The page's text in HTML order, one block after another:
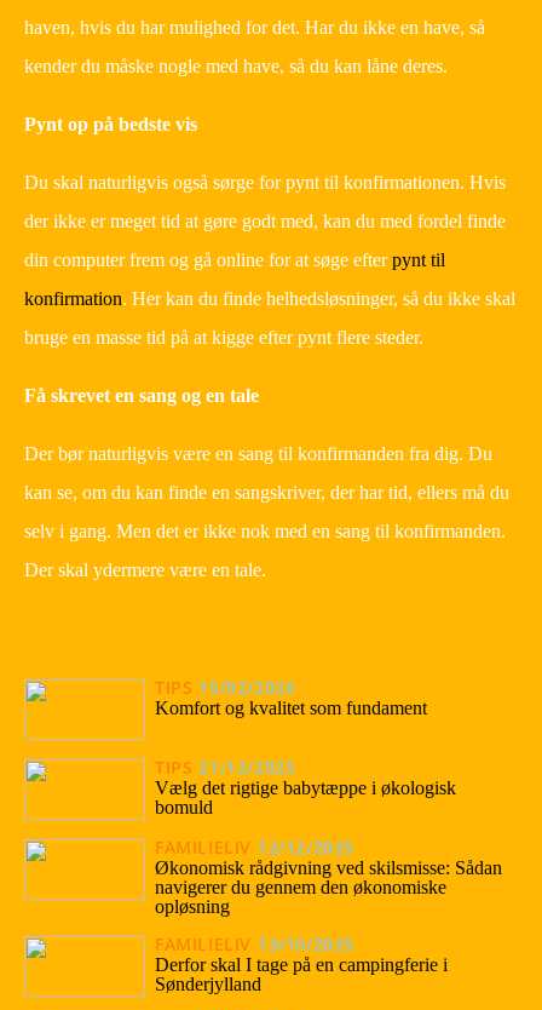
haven, hvis du har mulighed for det. Har du ikke en have, så
kender du måske nogle med have, så du kan låne deres.
Pynt op på bedste vis
Du skal naturligvis også sørge for pynt til konfirmationen. Hvis
der ikke er meget tid at gøre godt med, kan du med fordel finde
din computer frem og gå online for at søge efterpynt til
konfirmation. Her kan du finde helhedsløsninger, så du ikke skal
bruge en masse tid på at kigge efter pynt flere steder.
Få skrevet en sang og en tale
Der bør naturligvis være en sang til konfirmanden fra dig. Du
kan se, om du kan finde en sangskriver, der har tid, ellers må du
selv i gang. Men det er ikke nok med en sang til konfirmanden.
Der skal ydermere være en tale.
TIPS 15/02/2026
Komfort og kvalitet som fundament
TIPS 21/12/2025
Vælg det rigtige babytæppe i økologisk
bomuld
FAMILIELIV 12/12/2025
Økonomisk rådgivning ved skilsmisse: Sådan
navigerer du gennem den økonomiske
opløsning
FAMILIELIV 13/10/2025
Derfor skal I tage på en campingferie i
Sønderjylland